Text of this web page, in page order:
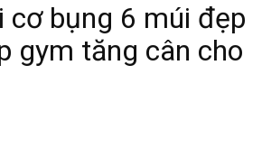
cơ bụng 6 múi đẹp
gym tăng cân cho